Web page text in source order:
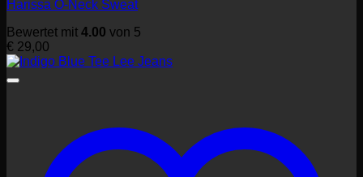
Harissa O-Neck Sweat
Bewertet mit 4.00 von 5
€ 29,00